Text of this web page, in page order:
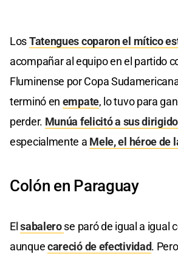
LosTatenguescoparon el mítico
acompañar al equipo en el partido
Fluminense por Copa
terminó en empate, lo tuvo para
perder. Munúa felicitó a sus
especialmente a Mele, el héroe de
Colón en Paraguay
Elsabalerose paró de igual a igual
aunquecareció de efectividad.